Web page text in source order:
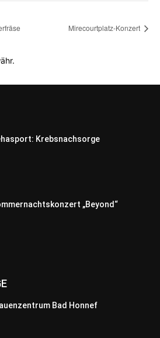
Mirecourtplatz-Konzert
Krebsnachsorge
„Beyond“
Bad Honnef